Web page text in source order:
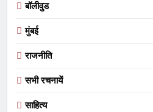
बॉलीवुड
मुंबई
राजनीति
सभी रचनायें
साहित्य